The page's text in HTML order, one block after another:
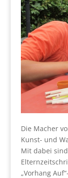
Die Macher
Kunst- und
Mit dabei
„Vorhang